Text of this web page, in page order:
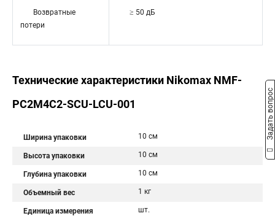
Возвратные
потери
≥ 50 дБ
Технические характеристики Nikomax NMF-
PC2M4C2-SCU-LCU-001
Ширина упаковки 10 см
Высота упаковки 10 см
Глубина упаковки 10 см
Объемный вес 1 кг
Единица измерения шт.
Задать вопрос